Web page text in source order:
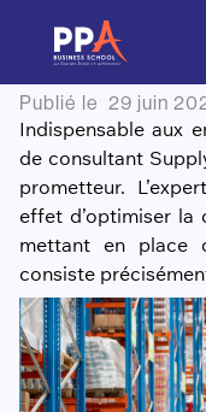
En quoi
Publié le 29 juin
Indispensable aux
de consultant
prometteur.
effet d’optimiser la
mettant en place
consiste